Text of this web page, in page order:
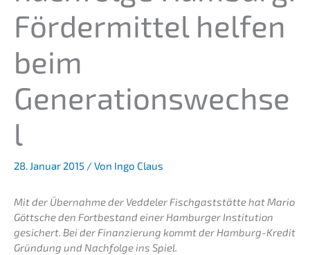
Förder­mit­tel helfen
beim
Generationswechse
l
28. Januar 2015 / Von Ingo Claus
Mit der Übernah­me der Vedde­ler Fisch­gast­stät­te hat Mario
Göttsche den Fortbe­stand einer Hambur­ger Insti­tu­ti­on
gesichert. Bei der Finan­zie­rung kommt der Hamburg-Kredit
Gründung und Nachfol­ge ins Spiel.